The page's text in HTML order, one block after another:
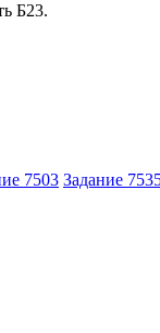
Б23.
7503 Задание